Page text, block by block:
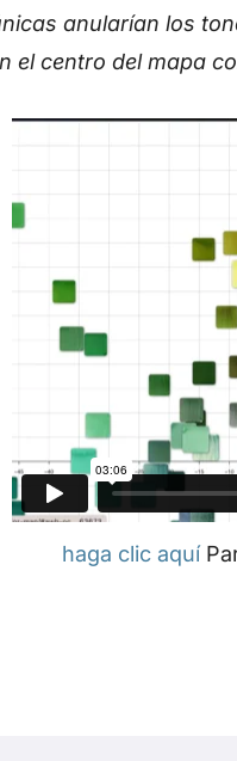
anularían los
el centro del mapa
haga clic aquí